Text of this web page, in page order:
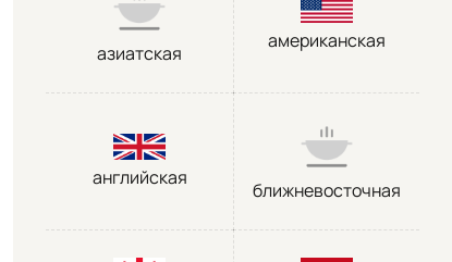
азиатская
американская
английская
ближневосточная